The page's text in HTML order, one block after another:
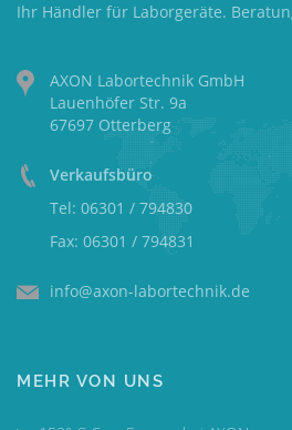
Ihr Händler für Laborgeräte.
AXON Labortechnik GmbH
Lauenhöfer Str. 9a
67697 Otterberg
Verkaufsbüro
Tel: 06301 / 794830
Fax: 06301 / 794831
info@axon-labortechnik.de
MEHR VON UNS